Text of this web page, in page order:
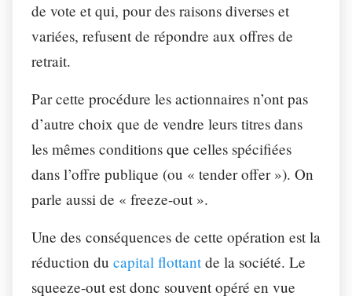
de vote et qui, pour des raisons diverses et
variées, refusent de répondre aux offres de
retrait.
Par cette procédure les actionnaires n’ont pas
d’autre choix que de vendre leurs titres dans
les mêmes conditions que celles spécifiées
dans l’offre publique (ou « tender offer »). On
parle aussi de « freeze-out ».
Une des conséquences de cette opération est la
réduction du capital flottant de la société. Le
squeeze-out est donc souvent opéré en vue